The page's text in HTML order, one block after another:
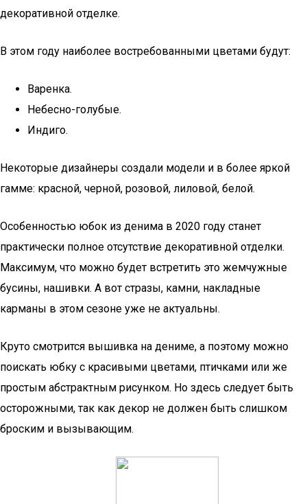
декоративной отделке.
В этом году наиболее востребованными цветами будут:
Варенка.
Небесно-голубые.
Индиго.
Некоторые дизайнеры создали модели и в более яркой
гамме: красной, черной, розовой, лиловой, белой.
Особенностью юбок из денима в 2020 году станет
практически полное отсутствие декоративной отделки.
Максимум, что можно будет встретить это жемчужные
бусины, нашивки. А вот стразы, камни, накладные
карманы в этом сезоне уже не актуальны.
Круто смотрится вышивка на дениме, а поэтому можно
поискать юбку с красивыми цветами, птичками или же
простым абстрактным рисунком. Но здесь следует быть
осторожными, так как декор не должен быть слишком
броским и вызывающим.